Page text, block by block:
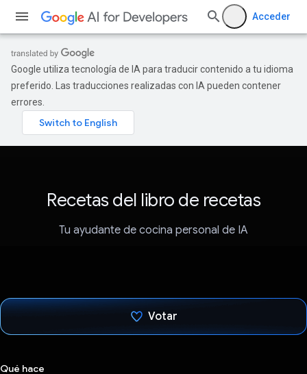
Acceder
Google utiliza tecnología de IA para traducir contenido a tu idioma
preferido. Las traducciones realizadas con IA pueden contener
errores.
Recetas del libro de recetas
Tu ayudante de cocina personal de IA
Votar
Qué hace